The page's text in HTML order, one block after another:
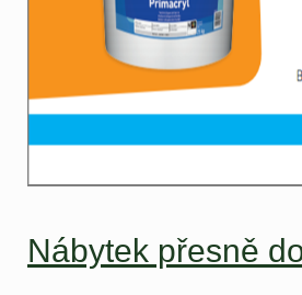
Nábytek přesně